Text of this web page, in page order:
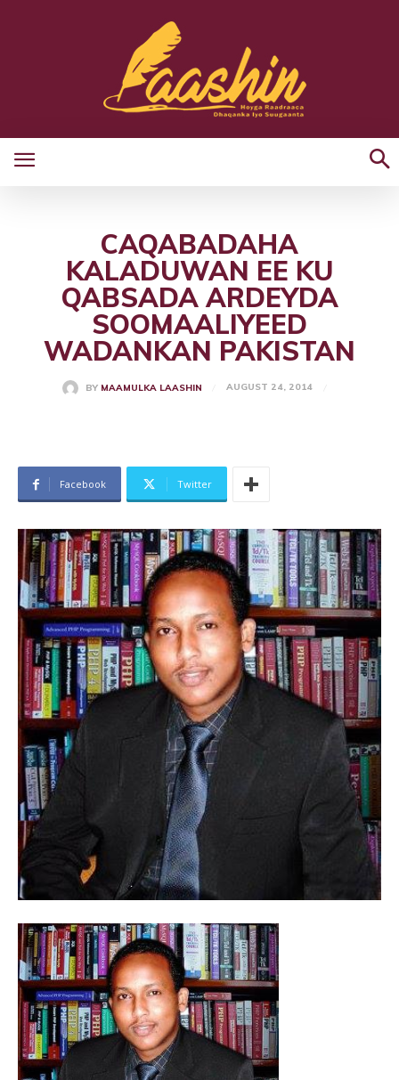
CAQABADAHA
KALADUWAN EE KU
QABSADA ARDEYDA
SOOMAALIYEED
WADANKAN PAKISTAN
BY MAAMULKA LAASHIN AUGUST 24, 2014
Facebook Twitter